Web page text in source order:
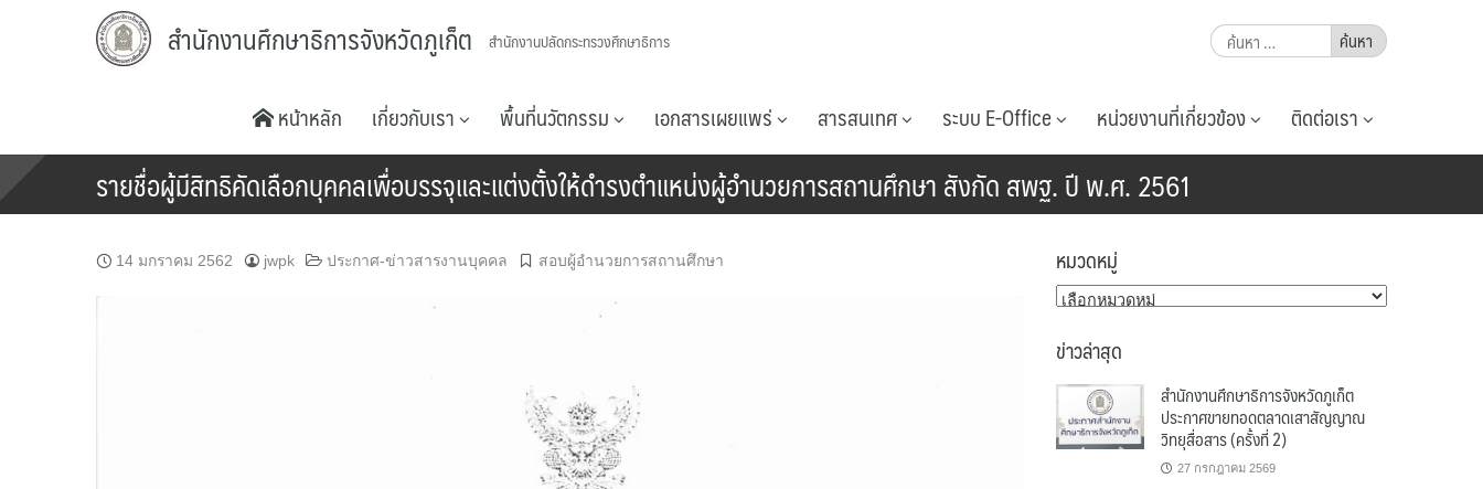
สำนักงานศึกษาธิการจังหวัดภูเก็ต สำนักงานปลัดกระทรวงศึกษาธิการ
ค้นหา
สำหรับ:
หน้าหลัก เกี่ยวกับเรา พื้นที่นวัตกรรม เอกสารเผยแพร่ สารสนเทศ ระบบ E-Office หน่วยงานที่เกี่ยวข้อง ติดต่อเรา
รายชื่อผู้มีสิทธิคัดเลือกบุคคลเพื่อบรรจุและแต่งตั้งให้ดำรงตำแหน่งผู้อำนวยการสถานศึกษา สังกัด สพฐ. ปี พ.ศ. 2561
14 มกราคม 2562 jwpk ประกาศ-ข่าวสารงานบุคคล สอบผู้อำนวยการสถานศึกษา หมวดหมู่
หมวด
ข่าวล่าสุด
สำนักงานศึกษาธิการจังหวัดภูเก็ต
ประกาศขายทอดตลาดเสาสัญญาณ
วิทยุสื่อสาร (ครั้งที่ 2)
27 กรกฎาคม 2569